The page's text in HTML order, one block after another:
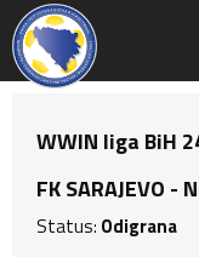
WWIN liga BiH
FK SARAJEVO -
Status: Odigrana